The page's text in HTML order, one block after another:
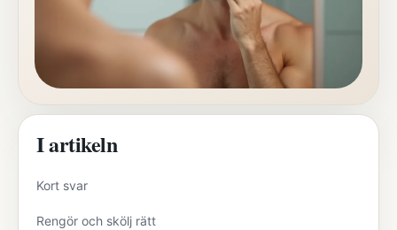
I artikeln
Kort svar
Rengör och skölj rätt